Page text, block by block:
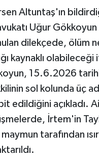
Altuntaş'ın
Uğur Gökkoyun
dilekçede, ölüm
kaynaklı
15.6.2026
sol kolunda üç
edildiğini açıkladı.
İrtem'in
tarafından